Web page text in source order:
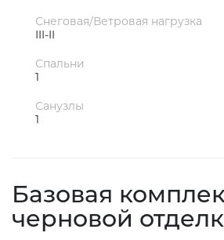
Снеговая/Ветровая нагрузка
III-II
Спальни
1
Санузлы
1
Базовая
черновой